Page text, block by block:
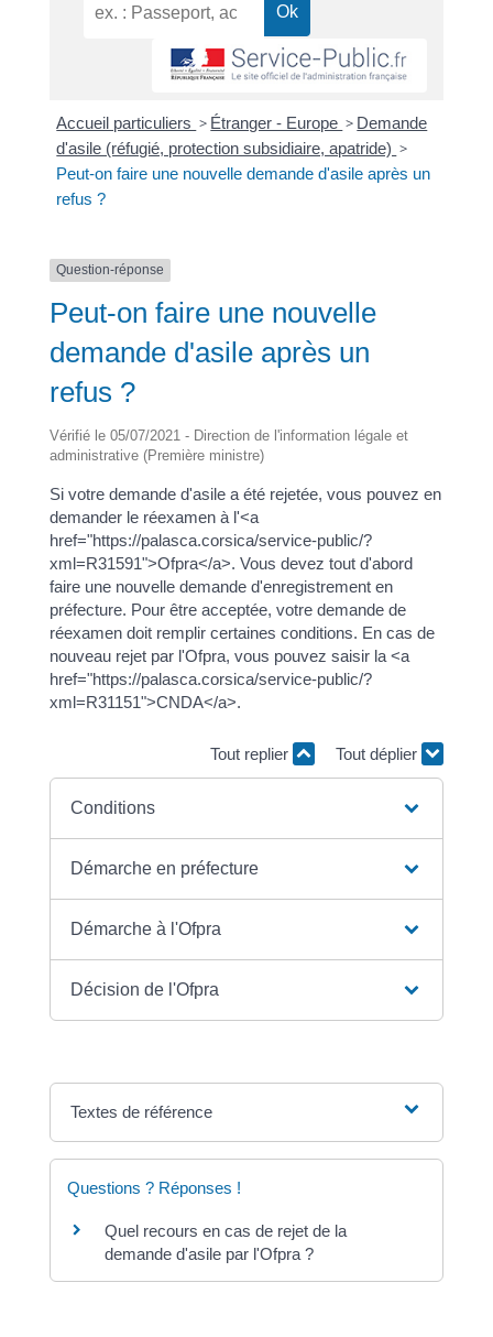
Accueil particuliers > Étranger - Europe > Demande
d'asile (réfugié, protection subsidiaire, apatride) >
Peut-on faire une nouvelle demande d'asile après un
refus ?
Question-réponse
Peut-on faire une nouvelle
demande d'asile après un
refus ?
Vérifié le 05/07/2021 - Direction de l'information légale et
administrative (Première ministre)
Si votre demande d'asile a été rejetée, vous pouvez en
demander le réexamen à l'<a
href="https://palasca.corsica/service-public/?
xml=R31591">Ofpra</a>. Vous devez tout d'abord
faire une nouvelle demande d'enregistrement en
préfecture. Pour être acceptée, votre demande de
réexamen doit remplir certaines conditions. En cas de
nouveau rejet par l'Ofpra, vous pouvez saisir la <a
href="https://palasca.corsica/service-public/?
xml=R31151">CNDA</a>.
Tout replier Tout déplier
Conditions
Démarche en préfecture
Démarche à l'Ofpra
Décision de l'Ofpra
Textes de référence
Questions ? Réponses !
Quel recours en cas de rejet de la
demande d'asile par l'Ofpra ?